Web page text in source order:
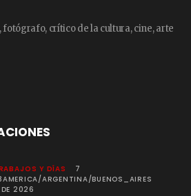
crítico de la cultura, cine, arte
Y DÍAS
7
ARGENTINA/BUENOS_AIRES
2026